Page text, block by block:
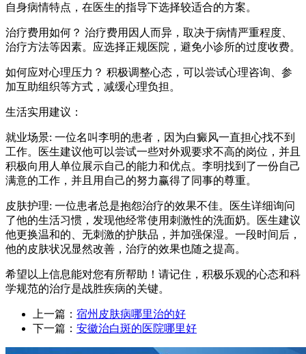
自身病情特点，在医生的指导下选择较适合的方案。
治疗费用如何？ 治疗费用因人而异，取决于病情严重程度、
治疗方法等因素。应选择正规医院，避免小诊所的过度收费。
如何应对心理压力？ 积极调整心态，可以尝试心理咨询、参
加互助组织等方式，减缓心理负担。
生活实用建议：
就业场景: 一位名叫李明的患者，因为白癜风一直担心找不到
工作。医生建议他可以尝试一些对外观要求不高的岗位，并且
积极向用人单位展示自己的能力和优点。李明找到了一份自己
满意的工作，并且用自己的努力赢得了同事的尊重。
皮肤护理: 一位患者总是抱怨治疗的效果不佳。医生详细询问
了他的生活习惯，发现他经常使用刺激性的洗面奶。医生建议
他更换温和的、无刺激的护肤品，并加强保湿。一段时间后，
他的皮肤状况显然改善，治疗的效果也随之提高。
希望以上信息能对您有所帮助！请记住，积极乐观的心态和科
学规范的治疗是战胜疾病的关键。
上一篇： 宿州皮肤病哪里治的好
下一篇： 安徽治白斑的医院哪里好